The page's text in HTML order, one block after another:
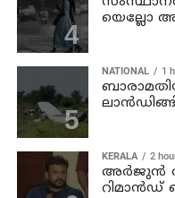
യെല്ലോ
NATIONAL 1
KERALA 2
അര്‍ജുന്‍
റിമാൻഡ്